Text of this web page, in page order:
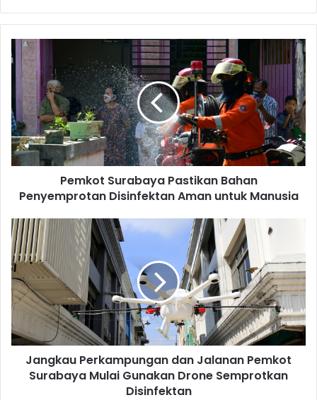
Pemkot Surabaya Pastikan Bahan
Penyemprotan Disinfektan Aman untuk Manusia
Jangkau Perkampungan dan Jalanan Pemkot
Surabaya Mulai Gunakan Drone Semprotkan
Disinfektan